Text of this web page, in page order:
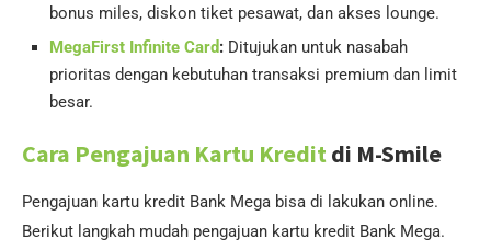
bonus miles, diskon tiket pesawat, dan akses lounge.
MegaFirst Infinite Card: Ditujukan untuk nasabah
prioritas dengan kebutuhan transaksi premium dan limit
besar.
Cara Pengajuan Kartu Kreditdi M-Smile
Pengajuan kartu kredit Bank Mega bisa di lakukan online.
Berikut langkah mudah pengajuan kartu kredit Bank Mega.